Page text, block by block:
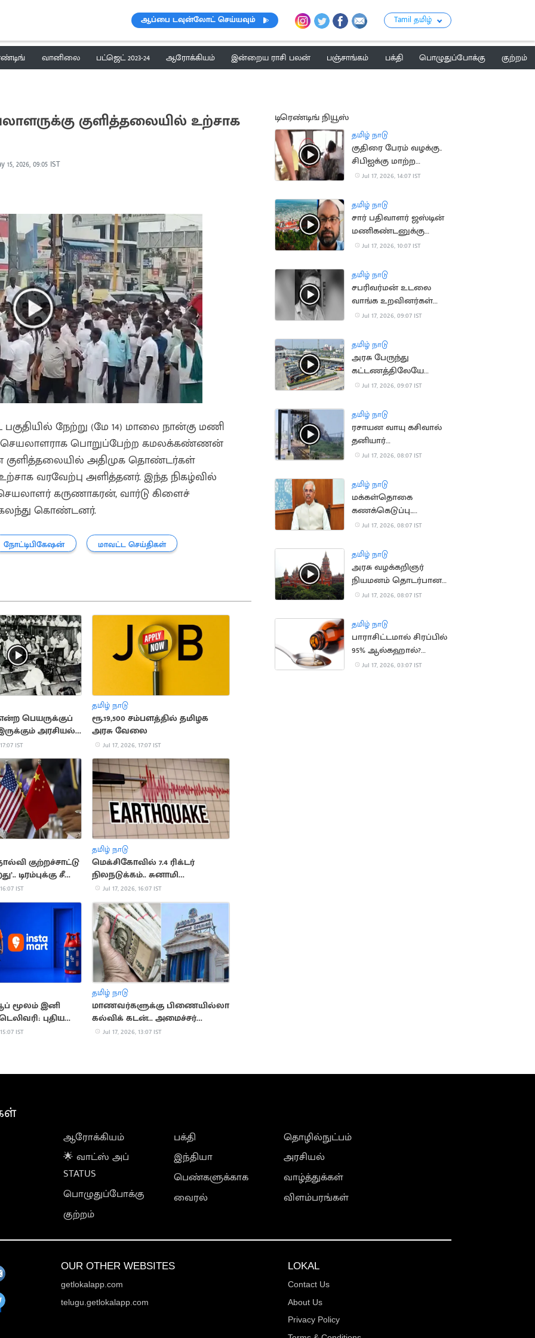
ஆப்பை டவுன்லோட் செய்யவும் Tamil தமிழ்
வானிலை பட்ஜெட் 2023-24 ஆரோக்கியம் இன்றைய ராசி பலன் பஞ்சாங்கம் பக்தி பொழுதுப்போக்கு
குற்றம்
குளித்தலையில் உற்சாக
15, 2026, 09:05 IST
நேற்று (மே 14) மாலை நான்கு மணி
செயலாளராக பொறுப்பேற்ற கமலக்கண்ணன்
அதிமுக தொண்டர்கள்
வரவேற்பு அளித்தனர். இந்த நிகழ்வில்
கருணாகரன், வார்டு கிளைச்
கொண்டனர்.
நோட்டிபிகேஷன் மாவட்ட செய்திகள்
பெயருக்குப்
அரசியல்
IST
தமிழ் நாடு
ரூ.19,500 சம்பளத்தில் தமிழக
அரசு வேலை
Jul 17, 2026, 17:07 IST
குற்றச்சாட்டு
டிரம்புக்கு சீனா
IST
தமிழ் நாடு
மெக்சிகோவில் 7.4 ரிக்டர்
நிலநடுக்கம்.. சுனாமி
எச்சரிக்கையால் மக்கள் பீதி
Jul 17, 2026, 16:07 IST
மூலம் இனி
புதிய
IST
தமிழ் நாடு
மாணவர்களுக்கு பிணையில்லா
கல்விக் கடன்... அமைச்சர்
அறிவிப்பு
Jul 17, 2026, 13:07 IST
டிரெண்டிங் நியூஸ்
தமிழ் நாடு
குதிரை பேரம் வழக்கு..
சிபிஐக்கு மாற்ற
சென்னை
Jul 17, 2026, 14:07 IST
தமிழ் நாடு
சார் பதிவாளர் ஜஸ்டின்
மணிகண்டனுக்கு
நிபந்தனையுடன்
Jul 17, 2026, 10:07 IST
தமிழ் நாடு
சபரிவர்மன் உடலை
வாங்க உறவினர்கள்
ஒப்புதல்
Jul 17, 2026, 09:07 IST
தமிழ் நாடு
அரசு பேருந்து
கட்டணத்திலேயே
ஆம்னி பேருந்துகள்
Jul 17, 2026, 09:07 IST
தமிழ் நாடு
ரசாயன வாயு கசிவால்
தனியார்
தொழிற்சாலையில் தீ
Jul 17, 2026, 08:07 IST
தமிழ் நாடு
மக்கள்தொகை
கணக்கெடுப்பு..
மக்களுக்கு ஆளுநர்
Jul 17, 2026, 08:07 IST
தமிழ் நாடு
அரசு வழக்கறிஞர்
நியமனம் தொடர்பான
வழக்கு.. CM விஜய்
Jul 17, 2026, 08:07 IST
தமிழ் நாடு
பாராசிட்டமால் சிரப்பில்
95% ஆல்கஹால்?
வதந்திக்கு முற்றுப்புள்ளி
Jul 17, 2026, 03:07 IST
ஆரோக்கியம்
🌟 வாட்ஸ் அப்
STATUS
பொழுதுப்போக்கு
குற்றம்
பக்தி
இந்தியா
பெண்களுக்காக
வைரல்
தொழில்நுட்பம்
அரசியல்
வாழ்த்துக்கள்
விளம்பரங்கள்
OUR OTHER WEBSITES
getlokalapp.com
telugu.getlokalapp.com
LOKAL
Contact Us
About Us
Privacy Policy